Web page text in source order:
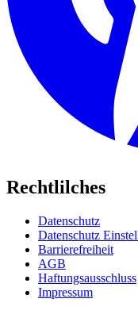
Rechtlilches
Datenschutz
Datenschutz
Barrierefreiheit
AGB
Haftungsausschluss
Impressum